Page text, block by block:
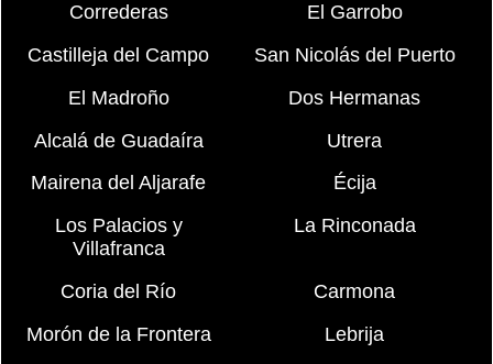
Correderas
El Garrobo
Castilleja del Campo
San Nicolás del Puerto
El Madroño
Dos Hermanas
Alcalá de Guadaíra
Utrera
Mairena del Aljarafe
Écija
Los Palacios y
Villafranca
La Rinconada
Coria del Río
Carmona
Morón de la Frontera
Lebrija